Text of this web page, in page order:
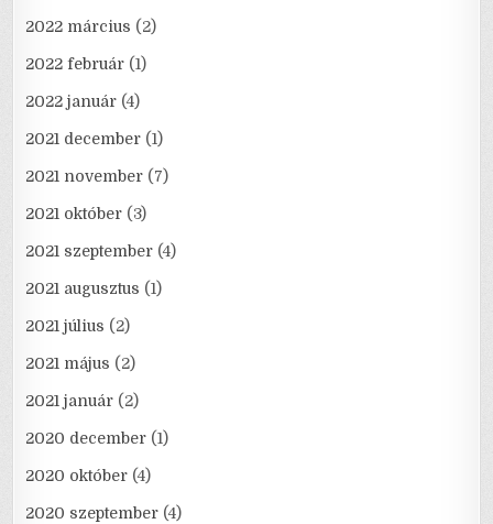
2022 március (2)
2022 február (1)
2022 január (4)
2021 december (1)
2021 november (7)
2021 október (3)
2021 szeptember (4)
2021 augusztus (1)
2021 július (2)
2021 május (2)
2021 január (2)
2020 december (1)
2020 október (4)
2020 szeptember (4)